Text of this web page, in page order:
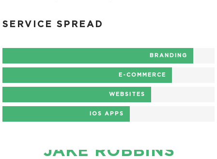
SERVICE SPREAD
BRANDING
E-COMMERCE
WEBSITES
IOS APPS
JAKE ROBBINS